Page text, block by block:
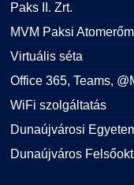
Paks II. Zrt.
MVM Paksi
Virtuális séta
Office 365, Teams,
WiFi szolgáltatás
Dunaújvárosi
Dunaújváros